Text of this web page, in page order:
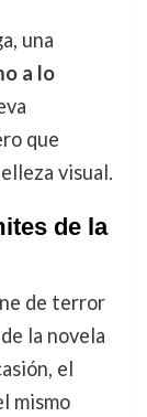
una
a lo
que
visual.
de la
de terror
la novela
el
mismo